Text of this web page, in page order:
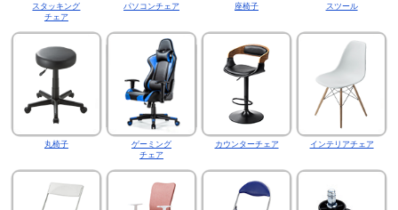
スタッキング
チェア
パソコンチェア 座椅子 スツール
丸椅子
ゲーミング
チェア
カウンターチェア インテリアチェア